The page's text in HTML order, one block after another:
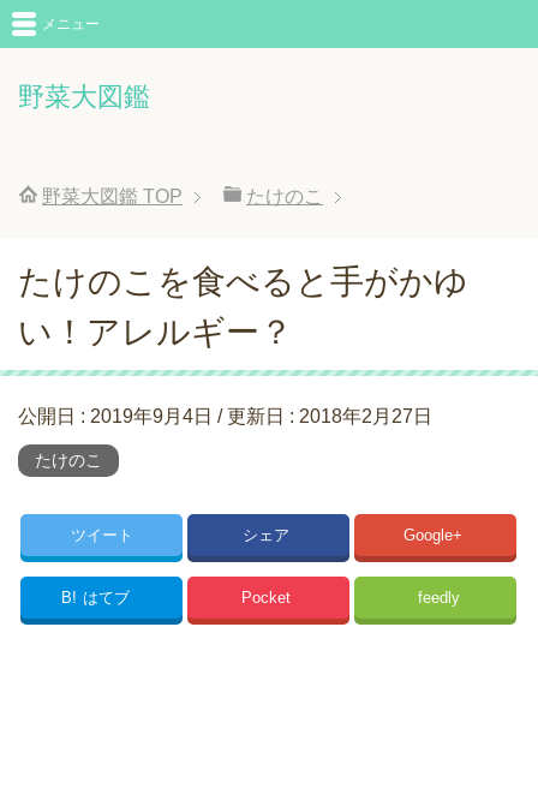
野菜大図鑑
メニュー
野菜大図鑑 TOP たけのこ
たけのこを食べると手がかゆ
い！アレルギー？
公開日 : 2019年9月4日 / 更新日 : 2018年2月27日
たけのこ
ツイート シェア Google+
B! はてブ Pocket feedly